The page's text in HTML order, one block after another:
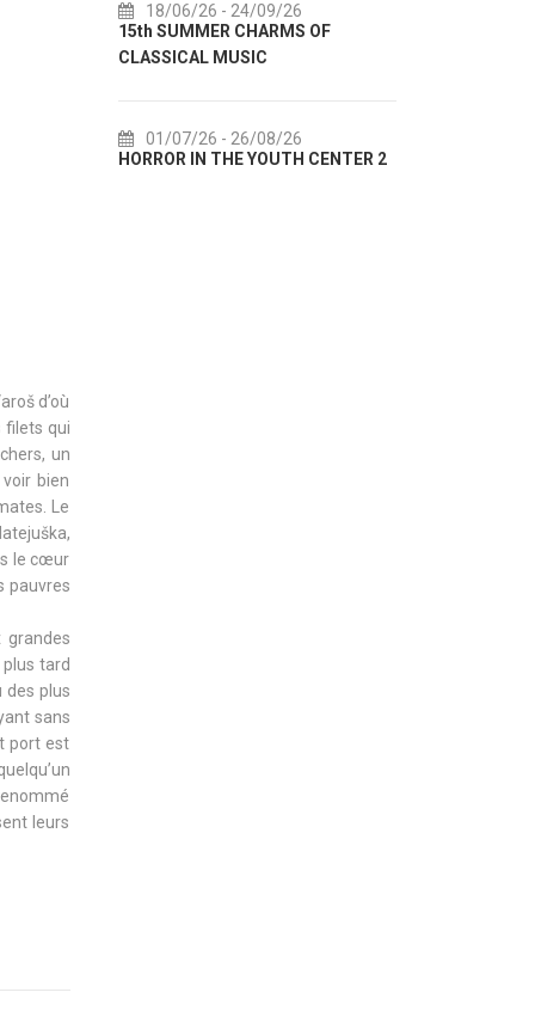
d’où
filets qui
un
bien
Le
le cœur
pauvres
grandes
tard
des plus
sans
port est
leurs
- 24/09/26
15th SUMMER CHARMS OF
CLASSICAL MUSIC
- 26/08/26
HORROR IN THE YOUTH CENTER 2
Summer colours of